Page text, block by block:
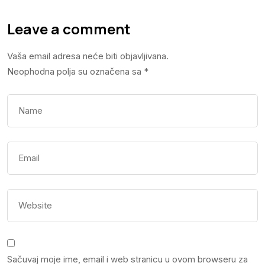
Leave a comment
Vaša email adresa neće biti objavljivana.
Neophodna polja su označena sa *
Sačuvaj moje ime, email i web stranicu u ovom browseru za